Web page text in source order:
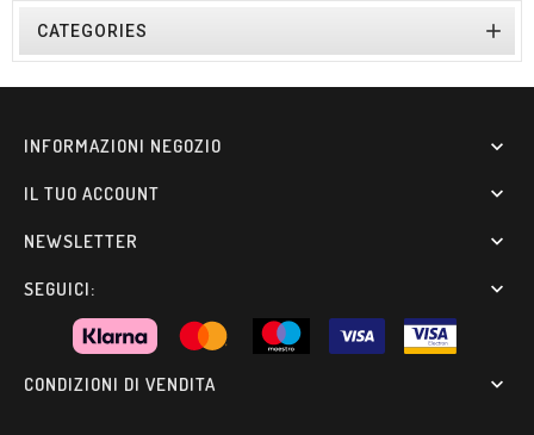
CATEGORIES 
INFORMAZIONI NEGOZIO 
IL TUO ACCOUNT 
NEWSLETTER 
SEGUICI: 
CONDIZIONI DI VENDITA 